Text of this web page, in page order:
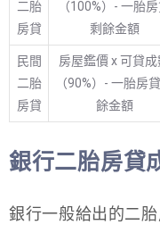
二胎
房貸
（100%）- 一胎
剩餘金額
民間
二胎
房貸
房屋鑑價 x 可貸成
（90%）- 一胎房
餘金額
銀行二胎房貸
銀行一般給出的二